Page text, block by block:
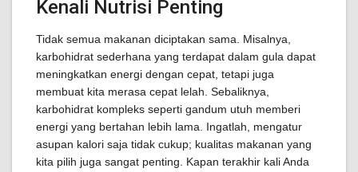
Kenali Nutrisi Penting
Tidak semua makanan diciptakan sama. Misalnya,
karbohidrat sederhana yang terdapat dalam gula dapat
meningkatkan energi dengan cepat, tetapi juga
membuat kita merasa cepat lelah. Sebaliknya,
karbohidrat kompleks seperti gandum utuh memberi
energi yang bertahan lebih lama. Ingatlah, mengatur
asupan kalori saja tidak cukup; kualitas makanan yang
kita pilih juga sangat penting. Kapan terakhir kali Anda